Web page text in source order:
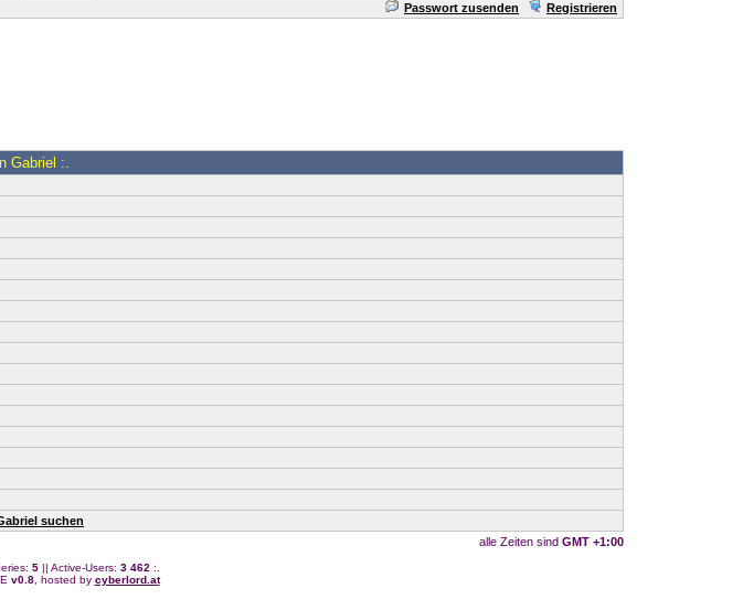
Passwort zusenden Registrieren
Gabriel :.
suchen
alle Zeiten sind GMT +1:00
5|| Active-Users: 3 462 :.
v0.8, hosted by cyberlord.at